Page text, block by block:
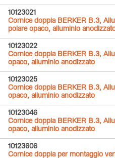
10123021
Cornice doppia BERKER B.3,
polare opaco, alluminio
10123022
Cornice doppia BERKER B.3,
opaco, alluminio anodizzato
10123025
Cornice doppia BERKER B.3,
opaco, alluminio anodizzato
10123046
Cornice doppia BERKER B.3,
opaco, alluminio anodizzato
10123606
Cornice doppia per montaggio